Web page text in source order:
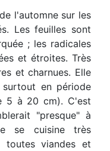
l'automne sur les
Les feuilles sont
; les radicales
et étroites. Très
et charnues. Elle
en période
5 à 20 cm). C'est
"presque" à
se cuisine très
toutes viandes et